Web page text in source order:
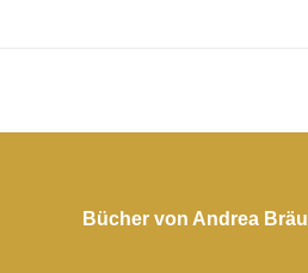
Bücher von Andrea Bräu